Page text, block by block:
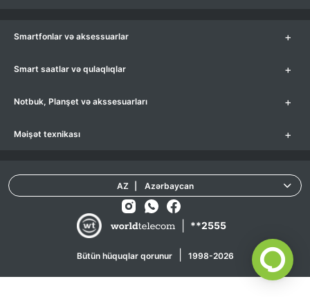
Smartfonlar və aksessuarlar +
Smart saatlar və qulaqlıqlar +
Notbuk, Planşet və akssesuarları +
Məişət texnikası +
**2555
Bütün hüquqlar qorunur 1998-2026
AZ Azərbaycan